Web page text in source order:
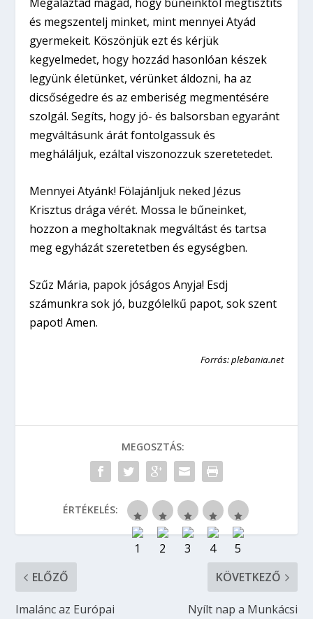
Megaláztad magad, hogy bűneinktől megtisztíts
és megszentelj minket, mint mennyei Atyád
gyermekeit. Köszönjük ezt és kérjük
kegyelmedet, hogy hozzád hasonlóan készek
legyünk életünket, vérünket áldozni, ha az
dicsőségedre és az emberiség megmentésére
szolgál. Segíts, hogy jó- és balsorsban egyaránt
megváltásunk árát fontolgassuk és
megháláljuk, ezáltal viszonozzuk szeretetedet.
Mennyei Atyánk! Fölajánljuk neked Jézus
Krisztus drága vérét. Mossa le bűneinket,
hozzon a megholtaknak megváltást és tartsa
meg egyházát szeretetben és egységben.
Szűz Mária, papok jóságos Anyja! Esdj
számunkra sok jó, buzgólelkű papot, sok szent
papot! Amen.
Forrás: plebania.net
MEGOSZTÁS:
ÉRTÉKELÉS:
ELŐZŐ
Imalánc az Európai
KÖVETKEZŐ
Nyílt nap a Munkácsi